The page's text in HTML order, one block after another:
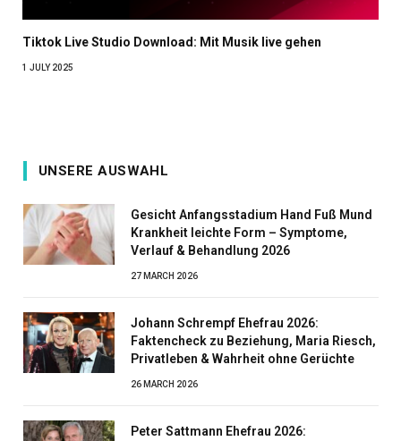
Tiktok Live Studio Download: Mit Musik live gehen
1 JULY 2025
UNSERE AUSWAHL
Gesicht Anfangsstadium Hand Fuß Mund
Krankheit leichte Form – Symptome,
Verlauf & Behandlung 2026
27 MARCH 2026
Johann Schrempf Ehefrau 2026:
Faktencheck zu Beziehung, Maria Riesch,
Privatleben & Wahrheit ohne Gerüchte
26 MARCH 2026
Peter Sattmann Ehefrau 2026: